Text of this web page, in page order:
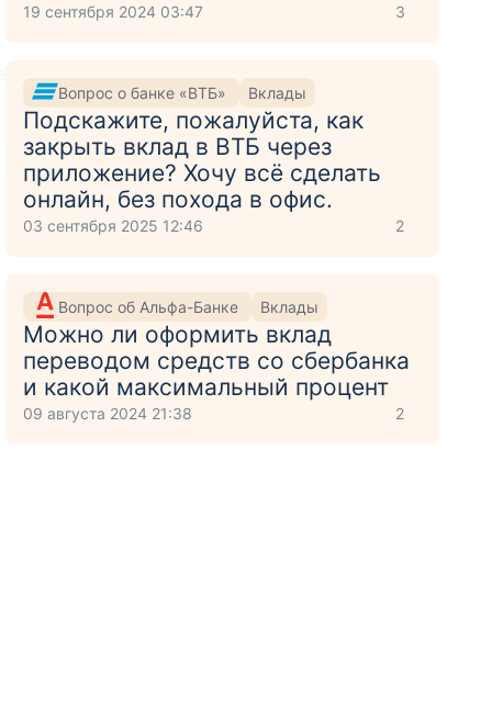
19 сентября 2024 03:47 3
Вопрос о банке «ВТБ» Вклады
Подскажите, пожалуйста, как
закрыть вклад в ВТБ через
приложение? Хочу всё сделать
онлайн, без похода в офис.
03 сентября 2025 12:46 2
Вопрос об Альфа-Банке Вклады
Можно ли оформить вклад
переводом средств со сбербанка
и какой максимальный процент
09 августа 2024 21:38 2